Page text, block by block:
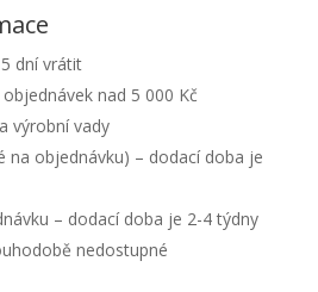
dní vrátit
nad 5 000 Kč
výrobní vady
na objednávku) – dodací doba je
– dodací doba je 2-4 týdny
nedostupné